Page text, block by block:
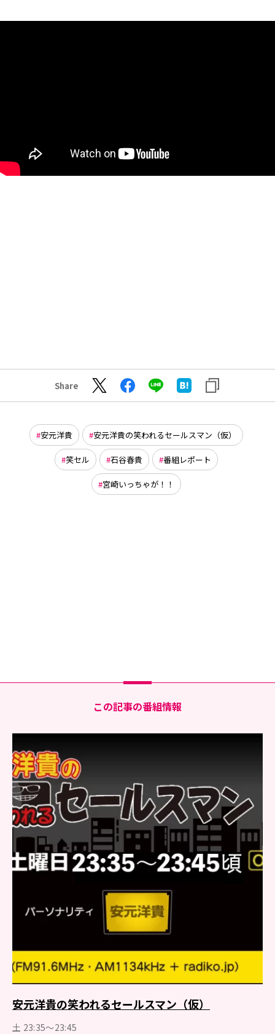
Share
安元洋貴 安元洋貴の笑われるセールスマン（仮）
笑セル 石谷春貴 番組レポート
宮崎いっちゃが！！
この記事の番組情報
安元洋貴の笑われるセールスマン（仮）
土 23:35～23:45